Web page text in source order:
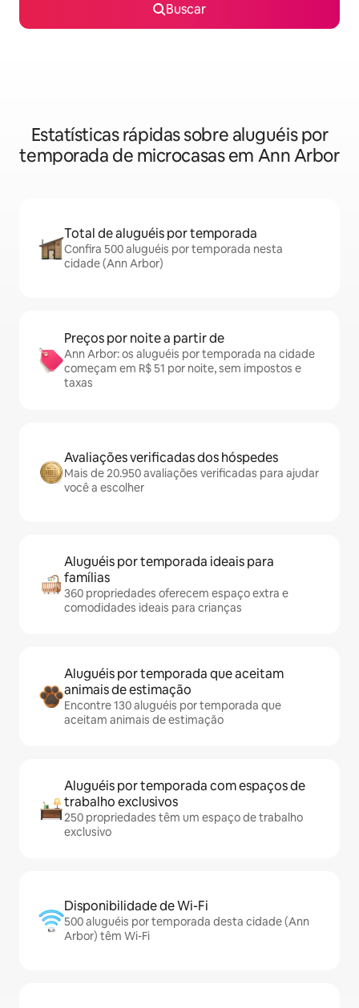
Buscar
Estatísticas rápidas sobre aluguéis por
temporada de microcasas em Ann Arbor
Total de aluguéis por temporada
Confira 500 aluguéis por temporada nesta
cidade (Ann Arbor)
Preços por noite a partir de
Ann Arbor: os aluguéis por temporada na cidade
começam em R$ 51 por noite, sem impostos e
taxas
Avaliações verificadas dos hóspedes
Mais de 20.950 avaliações verificadas para ajudar
você a escolher
Aluguéis por temporada ideais para
famílias
360 propriedades oferecem espaço extra e
comodidades ideais para crianças
Aluguéis por temporada que aceitam
animais de estimação
Encontre 130 aluguéis por temporada que
aceitam animais de estimação
Aluguéis por temporada com espaços de
trabalho exclusivos
250 propriedades têm um espaço de trabalho
exclusivo
Disponibilidade de Wi-Fi
500 aluguéis por temporada desta cidade (Ann
Arbor) têm Wi-Fi